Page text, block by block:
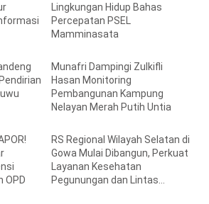
Lingkungan Hidup Bahas
Percepatan PSEL
Mamminasata
Munafri Dampingi Zulkifli
Hasan Monitoring
Pembangunan Kampung
Nelayan Merah Putih Untia
OPD
RS Regional Wilayah Selatan di
Gowa Mulai Dibangun, Perkuat
Layanan Kesehatan
Pegunungan dan Lintas